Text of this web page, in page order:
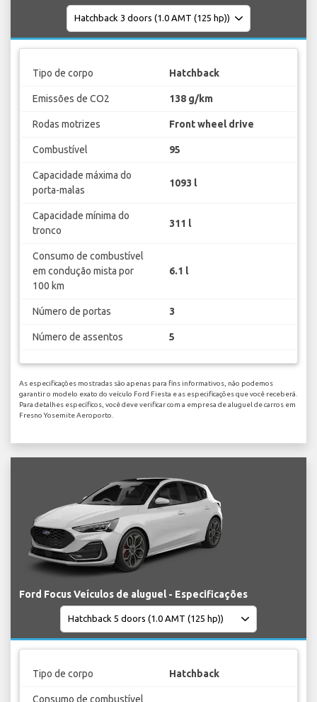
Tipo de corpo Hatchback
Emissões de CO2 138 g/km
Rodas motrizes Front wheel drive
Combustível 95
Capacidade máxima do
porta-malas
1093 l
Capacidade mínima do
tronco
311 l
Consumo de combustível
em condução mista por
100 km
6.1 l
Número de portas 3
Número de assentos 5
As especificações mostradas são apenas para fins informativos, não podemos
garantir o modelo exato do veículo Ford Fiesta e as especificações que você receberá.
Para detalhes específicos, você deve verificar com a empresa de aluguel de carros em
Fresno Yosemite Aeroporto.
Ford Focus Veículos de aluguel - Especificações
Tipo de corpo Hatchback
Consumo de combustível